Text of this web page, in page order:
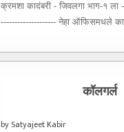
क्रमशा कादंबरी - जिवलगा भाग-१
-------------------- नेहा ऑफिसमधले
कॉलगर्ल
by Satyajeet Kabir